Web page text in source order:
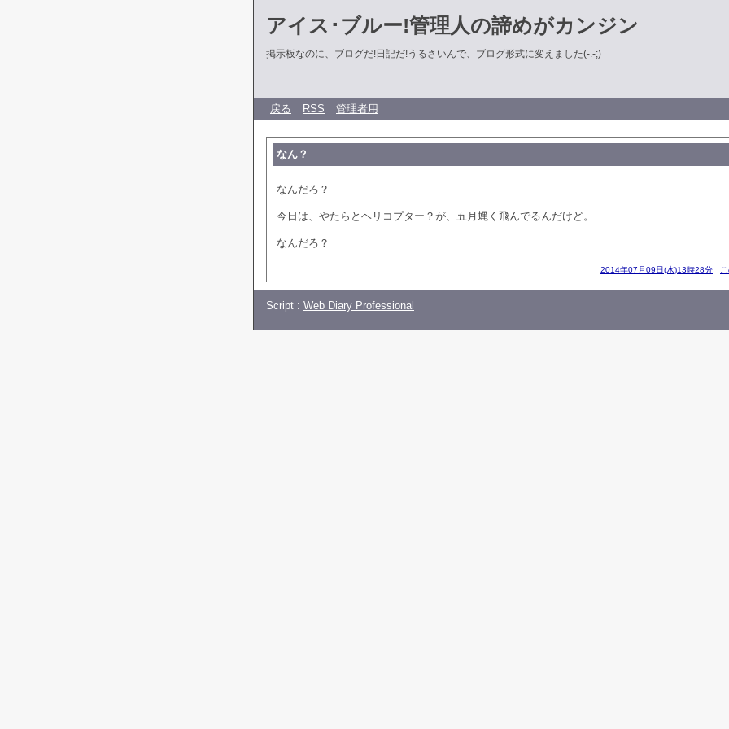
アイス･ブルー!管理人の諦めがカンジン
掲示板なのに、ブログだ!日記だ!うるさいんで、ブログ形式に変えました(-.-;)
戻る RSS 管理者用
なん？
なんだろ？
今日は、やたらとヘリコプター？が、五月蝿く飛んでるんだけど。
なんだろ？
2014年07月09日(水)13時28分
Script : Web Diary Professional